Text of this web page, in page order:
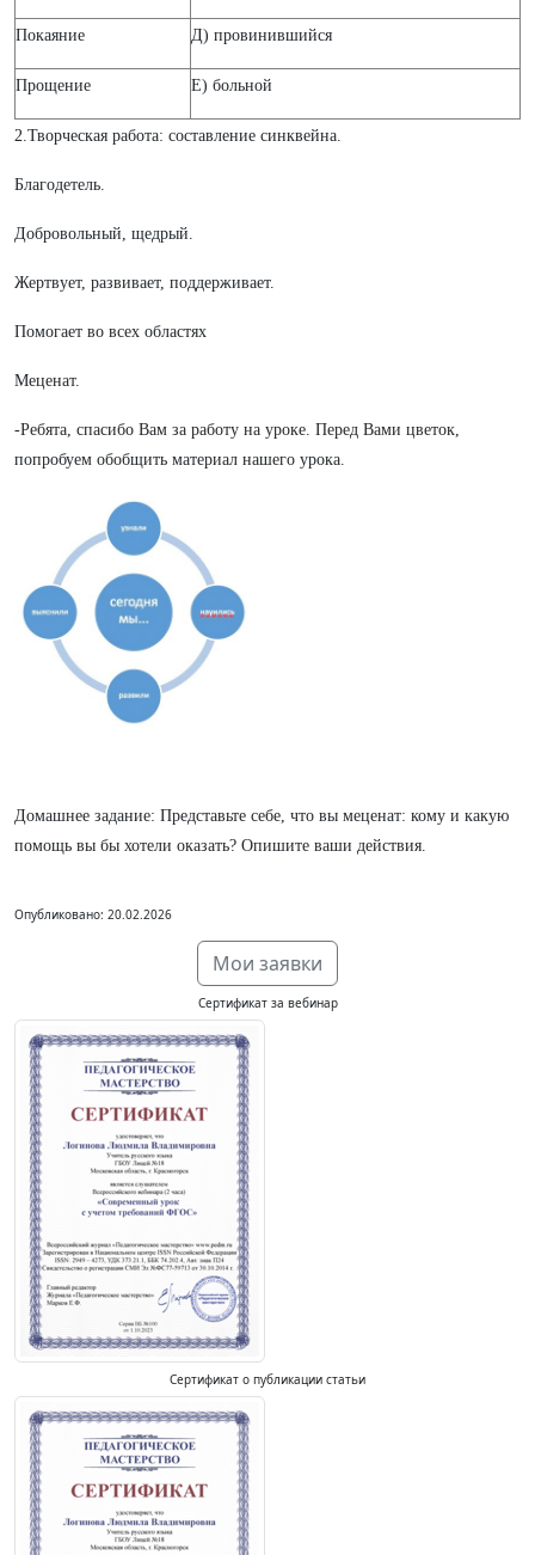
Покаяние Д) провинившийся
Прощение Е) больной
2.Творческая работа: составление синквейна.
Благодетель.
Добровольный, щедрый.
Жертвует, развивает, поддерживает.
Помогает во всех областях
Меценат.
-Ребята, спасибо Вам за работу на уроке. Перед Вами цветок,
попробуем обобщить материал нашего урока.
Домашнее задание: Представьте себе, что вы меценат: кому и какую
помощь вы бы хотели оказать? Опишите ваши действия.
Опубликовано: 20.02.2026
Мои заявки
Сертификат за вебинар
Сертификат о публикации статьи